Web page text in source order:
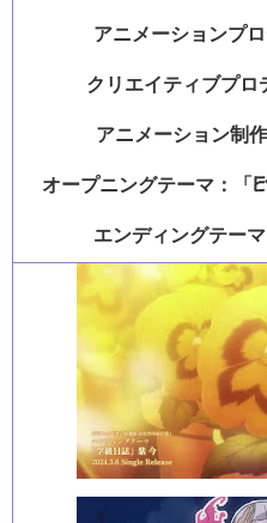
アニメーションプ
クリエイティブプ
アニメーション制
オープニングテーマ：
エンディングテー